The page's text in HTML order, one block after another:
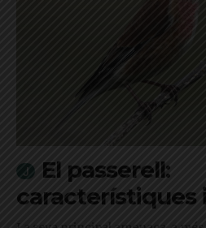
El passerell:
característiques